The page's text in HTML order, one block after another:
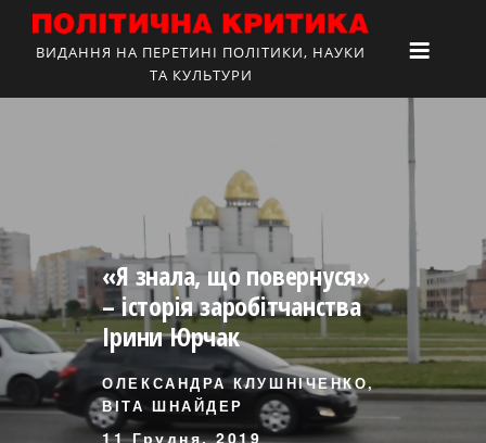
ВИДАННЯ НА ПЕРЕТИНІ ПОЛІТИКИ, НАУКИ
ТА КУЛЬТУРИ
«Я знала, що повернуся»
– історія заробітчанства
Ірини Юрчак
ОЛЕКСАНДРА КЛУШНІЧЕНКО,
ВІТА ШНАЙДЕР
11 Грудня, 2019